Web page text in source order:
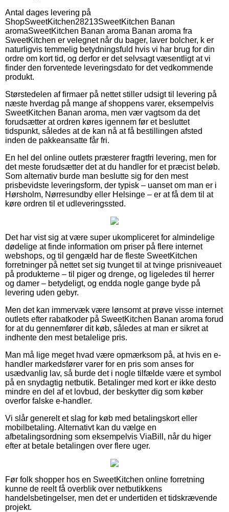
Antal dages levering på
ShopSweetKitchen28213SweetKitchen Banan
aromaSweetKitchen Banan aroma Banan aroma fra
SweetKitchen er velegnet når du bager, laver bolcher, k er
naturligvis temmelig betydningsfuld hvis vi har brug for din
ordre om kort tid, og derfor er det selvsagt væsentligt at vi
finder den forventede leveringsdato for det vedkommende
produkt.
Størstedelen af firmaer på nettet stiller udsigt til levering på
næste hverdag på mange af shoppens varer, eksempelvis
SweetKitchen Banan aroma, men vær vagtsom da det
forudsætter at ordren køres igennem før et besluttet
tidspunkt, således at de kan nå at få bestillingen afsted
inden de pakkeansatte får fri.
En hel del online outlets præsterer fragtfri levering, men for
det meste forudsætter det at du handler for et præcist beløb.
Som alternativ burde man beslutte sig for den mest
prisbevidste leveringsform, der typisk – uanset om man er i
Hørsholm, Nørresundby eller Helsinge – er at få dem til at
køre ordren til et udleveringssted.
Det har vist sig at være super ukompliceret for almindelige
dødelige at finde information om priser på flere internet
webshops, og til gengæld har de fleste SweetKitchen
forretninger på nettet set sig tvunget til at tvinge prisniveauet
på produkterne – til piger og drenge, og ligeledes til herrer
og damer – betydeligt, og endda nogle gange byde på
levering uden gebyr.
Men det kan immervæk være lønsomt at prøve visse internet
outlets efter rabatkoder på SweetKitchen Banan aroma forud
for at du gennemfører dit køb, således at man er sikret at
indhente den mest betalelige pris.
Man må lige meget hvad være opmærksom på, at hvis en e-
handler markedsfører varer for en pris som anses for
usædvanlig lav, så burde det i nogle tilfælde være et symbol
på en snydagtig netbutik. Betalinger med kort er ikke desto
mindre en del af et lovbud, der beskytter dig som køber
overfor falske e-handler.
Vi slår generelt et slag for køb med betalingskort eller
mobilbetaling. Alternativt kan du vælge en
afbetalingsordning som eksempelvis ViaBill, når du higer
efter at betale betalingen over flere uger.
Før folk shopper hos en SweetKitchen online forretning
kunne de reelt få overblik over netbutikkens
handelsbetingelser, men det er undertiden et tidskrævende
projekt.